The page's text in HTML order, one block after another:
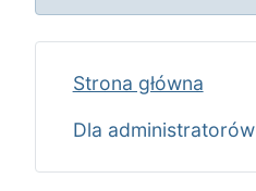
Strona główna
Dla administratorów